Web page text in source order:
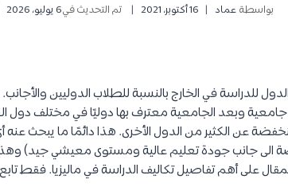
بواسطة عماد 16 أكتوبر، 2021 تم التحديث في6 يوليو، 2026
للدراسة في الخارج بالنسبة للطلاب الدوليين
وبعد الجامعية معترف بها دوليًا في مختلف دول
عن الكثير من الدول الأخرى. هذا دائمًا ما يبحث
جانب جودة تعليم عالية ومستوى معيشي جيد) وهذا
على أهم تفاصيل تكاليف الدراسة في ماليزيا. فقط